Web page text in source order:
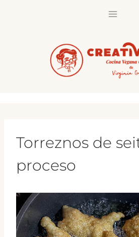
Torreznos de
proceso